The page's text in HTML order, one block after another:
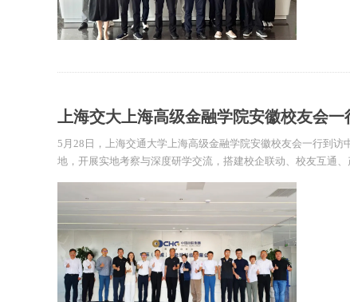
上海交大上海高级金融学院安徽校友会一
桐城光伏产业基地考察交流
5月28日，上海交通大学上海高级金融学院安徽校友会一行到
地，开展实地考察与深度研学交流，搭建校企联动、校友互通、